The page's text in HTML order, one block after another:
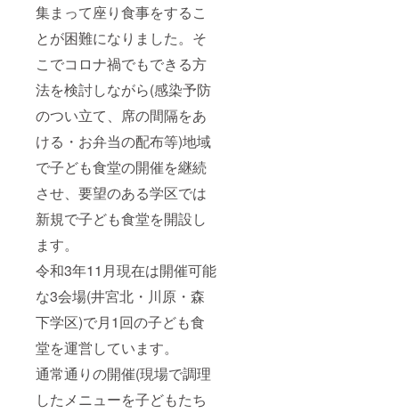
集まって座り食事をするこ
とが困難になりました。そ
こでコロナ禍でもできる方
法を検討しながら(感染予防
のつい立て、席の間隔をあ
ける・お弁当の配布等)地域
で子ども食堂の開催を継続
させ、要望のある学区では
新規で子ども食堂を開設し
ます。
令和3年11月現在は開催可能
な3会場(井宮北・川原・森
下学区)で月1回の子ども食
堂を運営しています。
通常通りの開催(現場で調理
したメニューを子どもたち